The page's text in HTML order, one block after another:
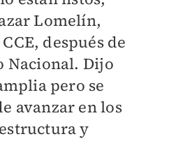
Lomelín,
después de
Nacional. Dijo
pero se
avanzar en los
y